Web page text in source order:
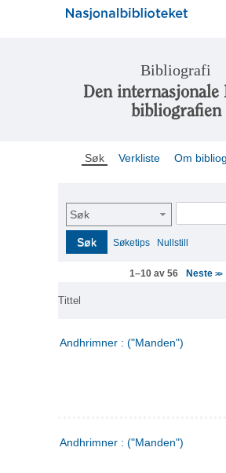
Bibliografi
Den internasjonale
bibliografien
Søk Verkliste Om
Søk
Søk Søketips Nullstill
1–10 av 56 Neste>>
Tittel
Andhrimner : ("Manden")
Andhrimner : ("Manden")